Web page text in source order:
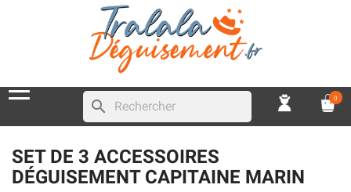
search 0
SET DE 3 ACCESSOIRES
DÉGUISEMENT CAPITAINE MARIN